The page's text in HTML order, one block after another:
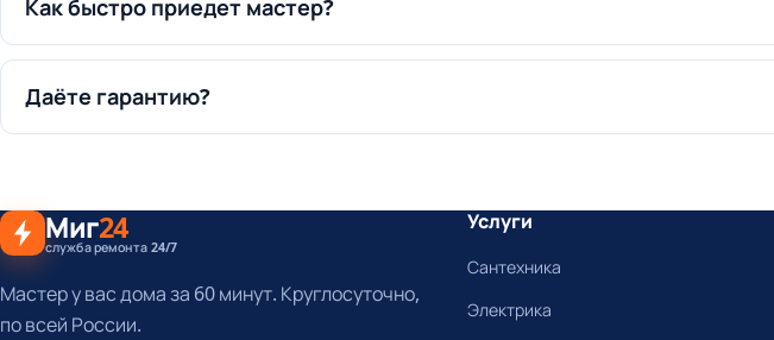
Как быстро приедет мастер?
Даёте гарантию?
Миг24
служба ремонта 24/7
Мастер у вас дома за 60 минут. Круглосуточно,
по всей России.
Услуги
Сантехника
Электрика